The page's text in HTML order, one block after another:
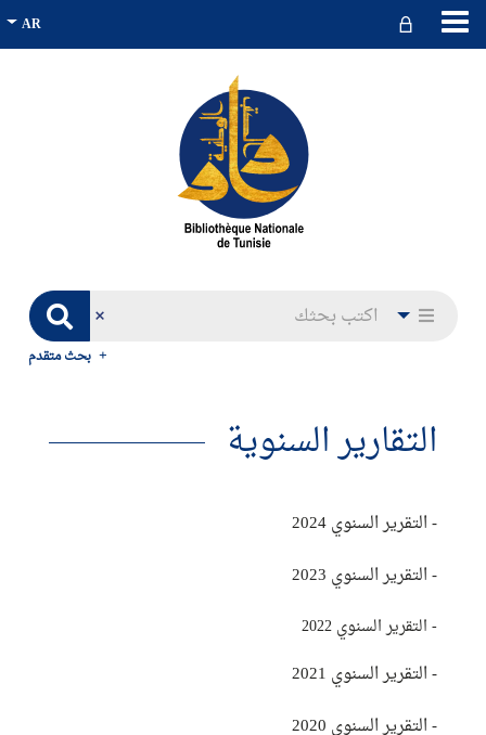
بحث متقدم
التقارير السنوية
- التقرير السنوي 2024
- التقرير السنوي 2023
- التقرير السنوي 2022
- التقرير السنوي 2021
-التقرير السنوي 2020